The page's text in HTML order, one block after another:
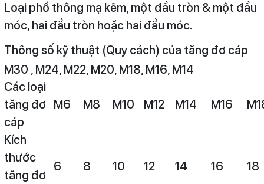
Loại phổ thông mạ kẽm, một đầu tròn & một đầu
móc, hai đầu tròn hoặc hai đầu móc.
Thông số kỹ thuật (Quy cách) của tăng đơ cáp
M30 , M24, M22, M20, M18, M16, M14
Các loại
tăng đơ
cáp
M6 M8 M10 M12 M14 M16
Kích
thước
tăng đơ
6 8 10 12 14 16 18